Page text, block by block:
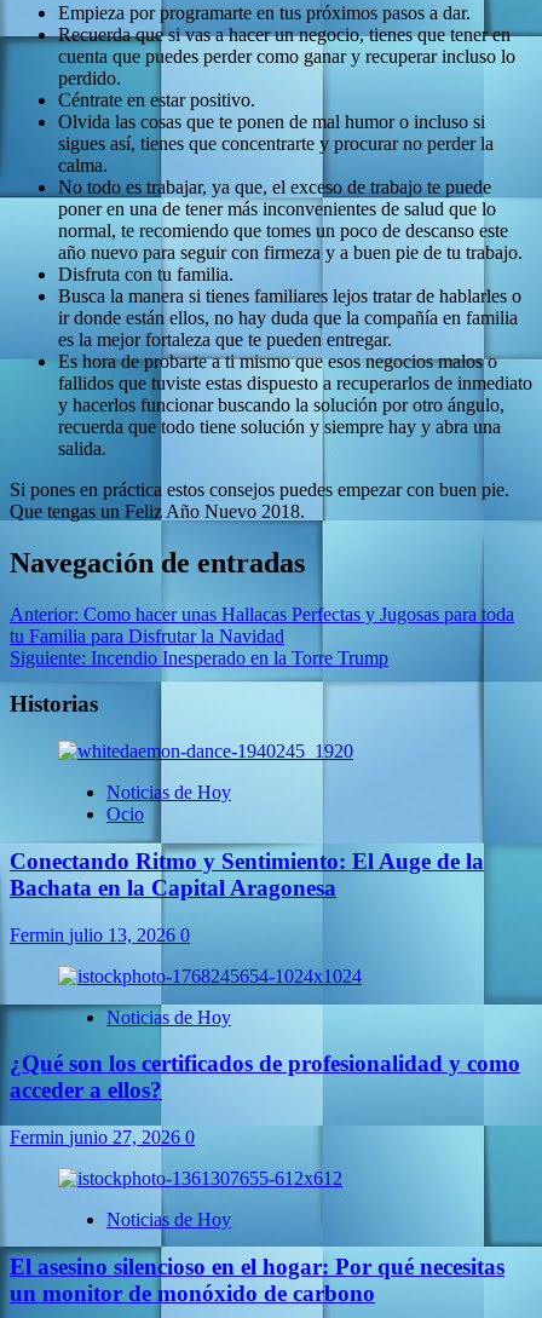
Empieza por programarte en tus próximos pasos a dar.
Recuerda que si vas a hacer un negocio, tienes que tener en
cuenta que puedes perder como ganar y recuperar incluso lo
perdido.
Céntrate en estar positivo.
Olvida las cosas que te ponen de mal humor o incluso si
sigues así, tienes que concentrarte y procurar no perder la
calma.
No todo es trabajar, ya que, el exceso de trabajo te puede
poner en una de tener más inconvenientes de salud que lo
normal, te recomiendo que tomes un poco de descanso este
año nuevo para seguir con firmeza y a buen pie de tu trabajo.
Disfruta con tu familia.
Busca la manera si tienes familiares lejos tratar de hablarles o
ir donde están ellos, no hay duda que la compañía en familia
es la mejor fortaleza que te pueden entregar.
Es hora de probarte a ti mismo que esos negocios malos o
fallidos que tuviste estas dispuesto a recuperarlos de inmediato
y hacerlos funcionar buscando la solución por otro ángulo,
recuerda que todo tiene solución y siempre hay y abra una
salida.
Si pones en práctica estos consejos puedes empezar con buen pie.
Que tengas un Feliz Año Nuevo 2018.
Navegación de entradas
Anterior: Como hacer unas Hallacas Perfectas y Jugosas para toda
tu Familia para Disfrutar la Navidad
Siguiente: Incendio Inesperado en la Torre Trump
Historias
Noticias de Hoy
Ocio
Conectando Ritmo y Sentimiento: El Auge de la
Bachata en la Capital Aragonesa
Fermin julio 13, 2026 0
Noticias de Hoy
¿Qué son los certificados de profesionalidad y como
acceder a ellos?
Fermin junio 27, 2026 0
Noticias de Hoy
El asesino silencioso en el hogar: Por qué necesitas
un monitor de monóxido de carbono